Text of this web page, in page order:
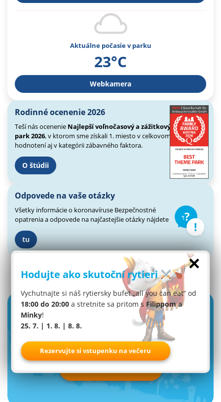
Aktuálne počasie v parku
23°C
Webkamera
Rodinné ocenenie 2026
Teší nás ocenenie Najlepší voľnočasový a zážitkový
park 2026, v ktorom sme získali 1. miesto v celkovom
hodnotení aj v kategórii zábavného faktora.
O štúdii
Odpovede na vaše otázky
Všetky informácie o koronavíruse Bezpečnostné
opatrenia a odpovede na najčastejšie otázky nájdete
tu
newsletter od Familyparku
×
Hodujte ako skutoční rytieri
Vychutnajte si náš rytiersky bufet „all you can eat“ od
18:00 do 20:00 a stretnite sa pritom s Filippom a
Minky!
25. 7. | 1. 8. | 8. 8.
Rezervujte si vstupenku na večeru